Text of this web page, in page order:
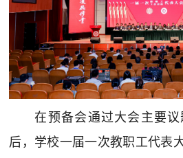
在预备会通过大会主要
后，学校一届一次教职工代表